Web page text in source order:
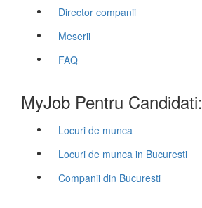
Director companii
Meserii
FAQ
MyJob Pentru Candidati:
Locuri de munca
Locuri de munca in Bucuresti
Companii din Bucuresti